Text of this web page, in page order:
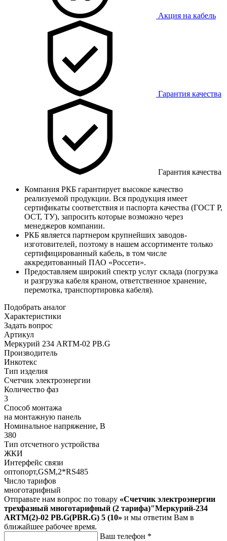
Акция на кабель
Гарантия качества
Гарантия качества
Компания РКБ гарантирует высокое качество
реализуемой продукции. Вся продукция имеет
сертификаты соответствия и паспорта качества (ГОСТ Р,
ОСТ, ТУ), запросить которые возможно через
менеджеров компании.
РКБ является партнером крупнейших заводов-
изготовителей, поэтому в нашем ассортименте только
сертифицированный кабель, в том числе
аккредитованный ПАО «Россети».
Предоставляем широкий спектр услуг склада (погрузка
и разгрузка кабеля краном, ответственное хранение,
перемотка, транспортировка кабеля).
Подобрать аналог
Характеристики
Задать вопрос
Артикул
Меркурий 234 ARTM-02 PB.G
Производитель
Инкотекс
Тип изделия
Счетчик электроэнергии
Количество фаз
3
Способ монтажа
на монтажную панель
Номинальное напряжение, В
380
Тип отсчетного устройства
ЖКИ
Интерфейс связи
оптопорт,GSM,2*RS485
Число тарифов
многотарифный
Отправьте нам вопрос по товару «Счетчик электроэнергии
трехфазный многотарифный (2 тарифа)"Меркурий-234
ARTM(2)-02 PB.G(PBR.G) 5 (10» и мы ответим Вам в
ближайшее рабочее время.
Ваш телефон *